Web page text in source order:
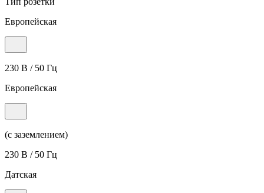
Европейская
230 В / 50 Гц
Европейская
(с заземлением)
230 В / 50 Гц
Датская